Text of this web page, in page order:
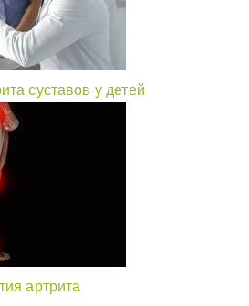
суставов у детей
артрита